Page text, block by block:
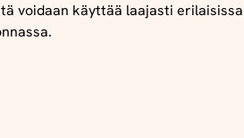
voidaan käyttää laajasti erilaisissa